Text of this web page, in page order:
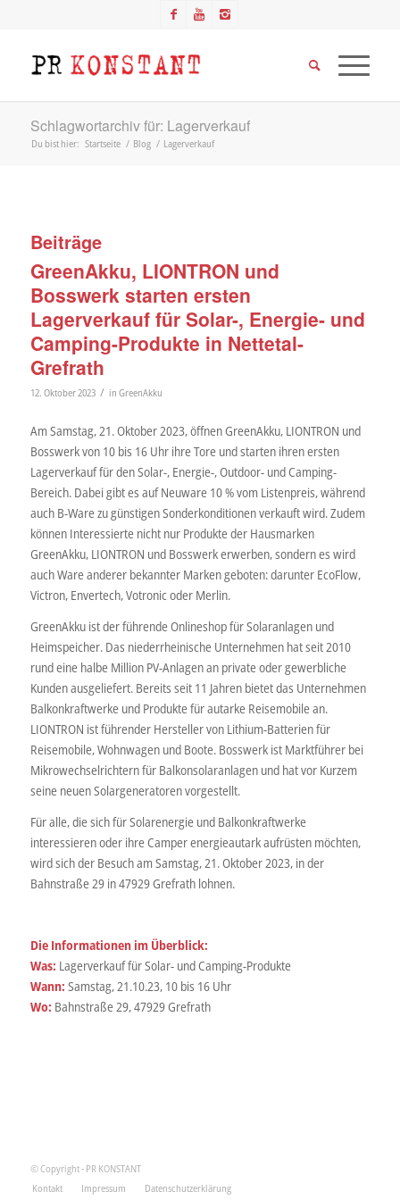
Schlagwortarchiv für: Lagerverkauf
Du bist hier: Startseite / Blog / Lagerverkauf
Beiträge
GreenAkku, LIONTRON und
Bosswerk starten ersten
Lagerverkauf für Solar-, Energie- und
Camping-Produkte in Nettetal-
Grefrath
12. Oktober 2023 / in GreenAkku
Am Samstag, 21. Oktober 2023, öffnen GreenAkku, LIONTRON und
Bosswerk von 10 bis 16 Uhr ihre Tore und starten ihren ersten
Lagerverkauf für den Solar-, Energie-, Outdoor- und Camping-
Bereich. Dabei gibt es auf Neuware 10 % vom Listenpreis, während
auch B-Ware zu günstigen Sonderkonditionen verkauft wird. Zudem
können Interessierte nicht nur Produkte der Hausmarken
GreenAkku, LIONTRON und Bosswerk erwerben, sondern es wird
auch Ware anderer bekannter Marken geboten: darunter EcoFlow,
Victron, Envertech, Votronic oder Merlin.
GreenAkku ist der führende Onlineshop für Solaranlagen und
Heimspeicher. Das niederrheinische Unternehmen hat seit 2010
rund eine halbe Million PV-Anlagen an private oder gewerbliche
Kunden ausgeliefert. Bereits seit 11 Jahren bietet das Unternehmen
Balkonkraftwerke und Produkte für autarke Reisemobile an.
LIONTRON ist führender Hersteller von Lithium-Batterien für
Reisemobile, Wohnwagen und Boote. Bosswerk ist Marktführer bei
Mikrowechselrichtern für Balkonsolaranlagen und hat vor Kurzem
seine neuen Solargeneratoren vorgestellt.
Für alle, die sich für Solarenergie und Balkonkraftwerke
interessieren oder ihre Camper energieautark aufrüsten möchten,
wird sich der Besuch am Samstag, 21. Oktober 2023, in der
Bahnstraße 29 in 47929 Grefrath lohnen.
Die Informationen im Überblick:
Was: Lagerverkauf für Solar- und Camping-Produkte
Wann: Samstag, 21.10.23, 10 bis 16 Uhr
Wo: Bahnstraße 29, 47929 Grefrath
© Copyright - PR KONSTANT
Kontakt
Impressum Datenschutzerklärung